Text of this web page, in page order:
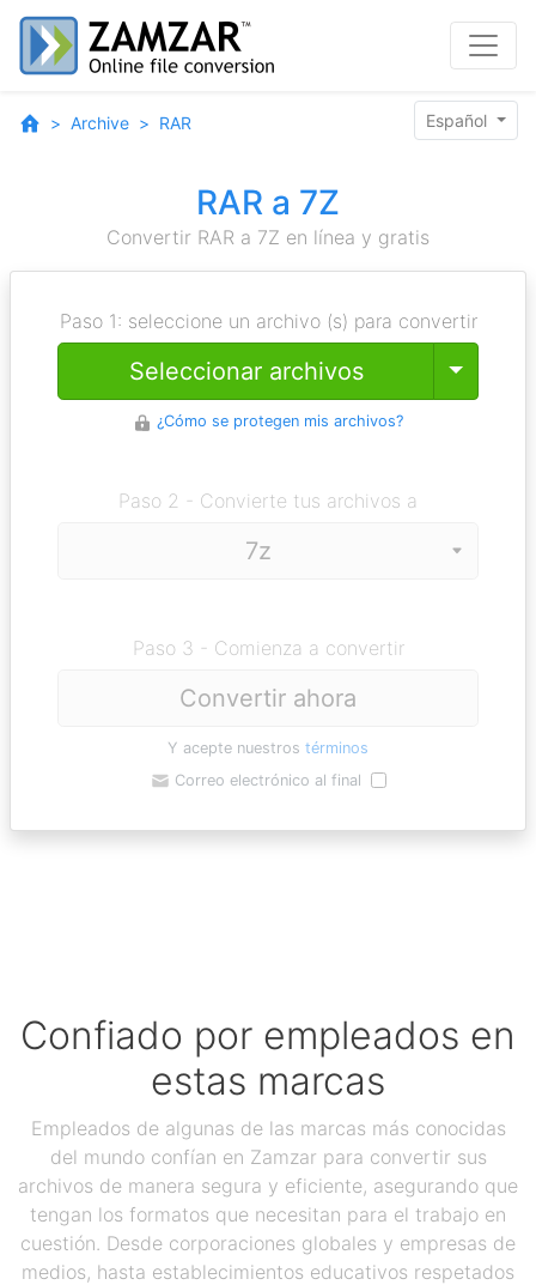
Archive RAR Español
RAR a 7Z
Convertir RAR a 7Z en línea y gratis
Paso 1: seleccione un archivo (s) para convertir
Seleccionar archivos Toggle
¿Cómo se protegen mis archivos?
Paso 2 - Convierte tus archivos a
Paso 3 - Comienza a convertir
Convertir ahora
Y acepte nuestros términos
Correo electrónico al final
Confiado por empleados en
estas marcas
Empleados de algunas de las marcas más conocidas
del mundo confían en Zamzar para convertir sus
archivos de manera segura y eficiente, asegurando que
tengan los formatos que necesitan para el trabajo en
cuestión. Desde corporaciones globales y empresas de
medios, hasta establecimientos educativos respetados